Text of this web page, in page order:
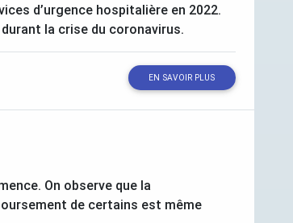
d’urgence hospitalière en 2022.
la crise du coronavirus.
EN SAVOIR PLUS
On observe que la
de certains est même